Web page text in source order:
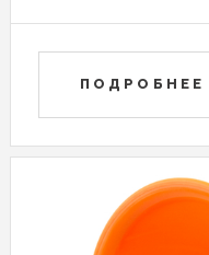
ПОДРОБНЕЕ